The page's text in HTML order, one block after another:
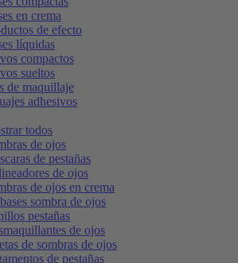
en crema
de efecto
líquidas
compactos
sueltos
de maquillaje
adhesivos
todos
de ojos
de pestañas
de ojos
de ojos en crema
sombra de ojos
pestañas
de ojos
de sombras de ojos
de pestañas